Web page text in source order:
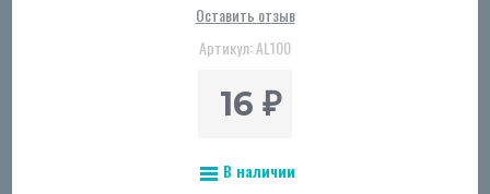
Оставить отзыв
Артикул:АL100
16 ₽
В наличии